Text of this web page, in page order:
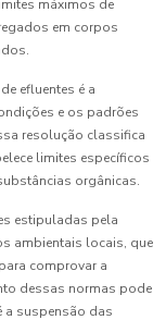
máximos de
em corpos
efluentes é a
e os padrões
resolução classifica
limites específicos
orgânicas.
estipuladas pela
ambientais locais, que
comprovar a
dessas normas pode
a suspensão das